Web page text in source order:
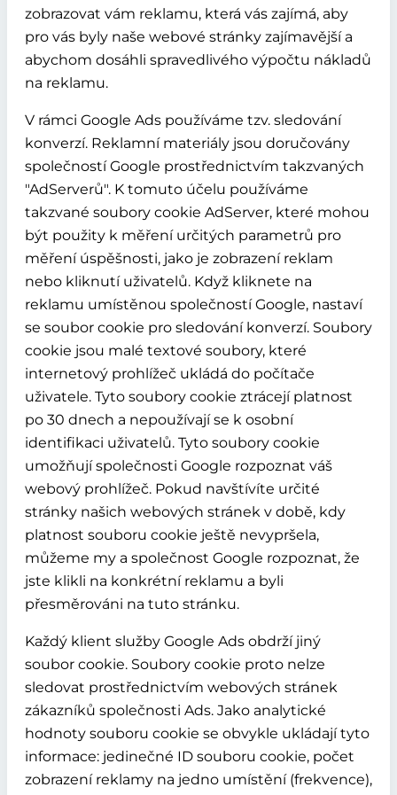
zobrazovat vám reklamu, která vás zajímá, aby
pro vás byly naše webové stránky zajímavější a
abychom dosáhli spravedlivého výpočtu nákladů
na reklamu.
V rámci Google Ads používáme tzv. sledování
konverzí. Reklamní materiály jsou doručovány
společností Google prostřednictvím takzvaných
"AdServerů". K tomuto účelu používáme
takzvané soubory cookie AdServer, které mohou
být použity k měření určitých parametrů pro
měření úspěšnosti, jako je zobrazení reklam
nebo kliknutí uživatelů. Když kliknete na
reklamu umístěnou společností Google, nastaví
se soubor cookie pro sledování konverzí. Soubory
cookie jsou malé textové soubory, které
internetový prohlížeč ukládá do počítače
uživatele. Tyto soubory cookie ztrácejí platnost
po 30 dnech a nepoužívají se k osobní
identifikaci uživatelů. Tyto soubory cookie
umožňují společnosti Google rozpoznat váš
webový prohlížeč. Pokud navštívíte určité
stránky našich webových stránek v době, kdy
platnost souboru cookie ještě nevypršela,
můžeme my a společnost Google rozpoznat, že
jste klikli na konkrétní reklamu a byli
přesměrováni na tuto stránku.
Každý klient služby Google Ads obdrží jiný
soubor cookie. Soubory cookie proto nelze
sledovat prostřednictvím webových stránek
zákazníků společnosti Ads. Jako analytické
hodnoty souboru cookie se obvykle ukládají tyto
informace: jedinečné ID souboru cookie, počet
zobrazení reklamy na jedno umístění (frekvence),